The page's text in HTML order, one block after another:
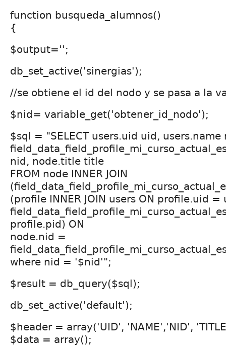
function busqueda_alumnos()
{
$output='';
db_set_active('sinergias');
//se obtiene el id del nodo y se pasa a la
$nid= variable_get('obtener_id_nodo');
$sql = "SELECT users.uid uid, users.name
nid, node.title title
FROM node INNER JOIN
(profile INNER JOIN users ON profile.uid =
profile.pid) ON
node.nid =
where nid = '$nid'";
$result = db_query($sql);
db_set_active('default');
$header = array('UID', 'NAME','NID',
$data = array();